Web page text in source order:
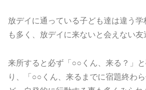
放デイに通っている子ども達は違う
も多く、放デイに来ないと会えない友
来所すると必ず「○○くん、来る？」
り、「○○くん、来るまでに宿題終わ